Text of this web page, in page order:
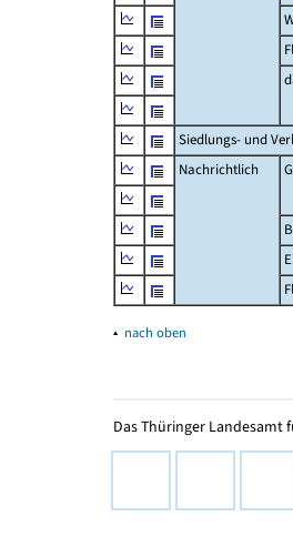
Siedlungs- und
Nachrichtlich
▴ nach oben
Das Thüringer Landesamt